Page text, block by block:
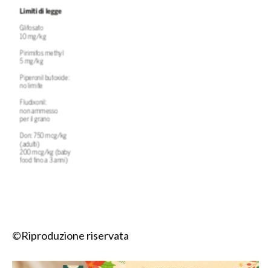
©Riproduzione riservata